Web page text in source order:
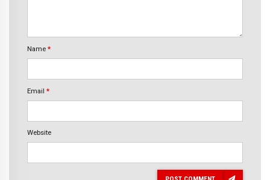
Name *
Email *
Website